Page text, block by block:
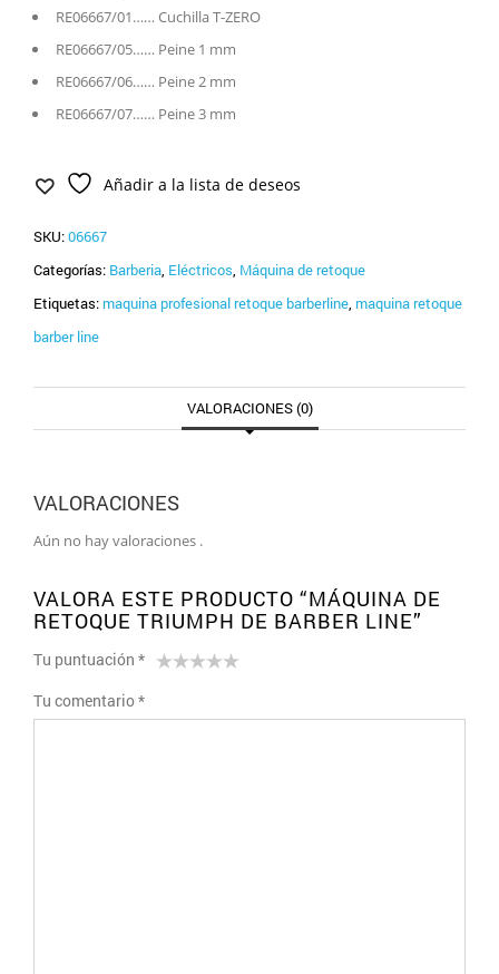
RE06667/01…… Cuchilla T-ZERO
RE06667/05…… Peine 1 mm
RE06667/06…… Peine 2 mm
RE06667/07…… Peine 3 mm
Añadir a la lista de deseos
SKU:06667
Categorías: Barberia, Eléctricos, Máquina de retoque
Etiquetas: maquina profesional retoque barberline, maquina retoque
barber line
VALORACIONES (0)
VALORACIONES
Aún no hay valoraciones .
VALORA ESTE PRODUCTO “MÁQUINA DE
RETOQUE TRIUMPH DE BARBER LINE”
Tu puntuación *
de
5
estrellas
estrellas
estrellas
Tu comentario*